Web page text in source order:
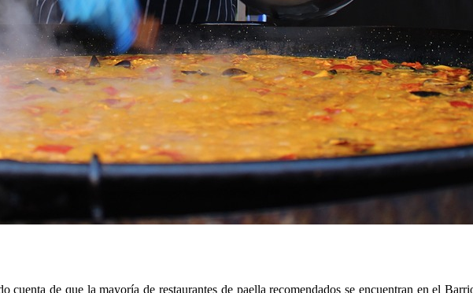
cuenta de que la mayoría de restaurantes de paella recomendados se encuentran en el